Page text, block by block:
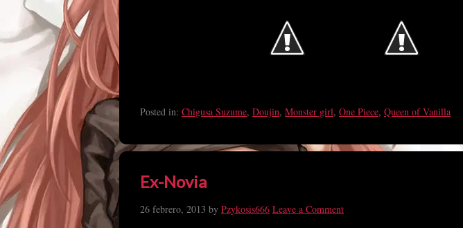
Posted in: Chigusa Suzume, Doujin, Monster girl, One Piece, Queen of Vanilla
Ex-Novia
26 febrero, 2013 by Pzykosis666 Leave a Comment